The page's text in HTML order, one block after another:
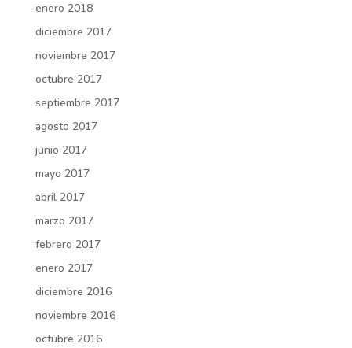
enero 2018
diciembre 2017
noviembre 2017
octubre 2017
septiembre 2017
agosto 2017
junio 2017
mayo 2017
abril 2017
marzo 2017
febrero 2017
enero 2017
diciembre 2016
noviembre 2016
octubre 2016